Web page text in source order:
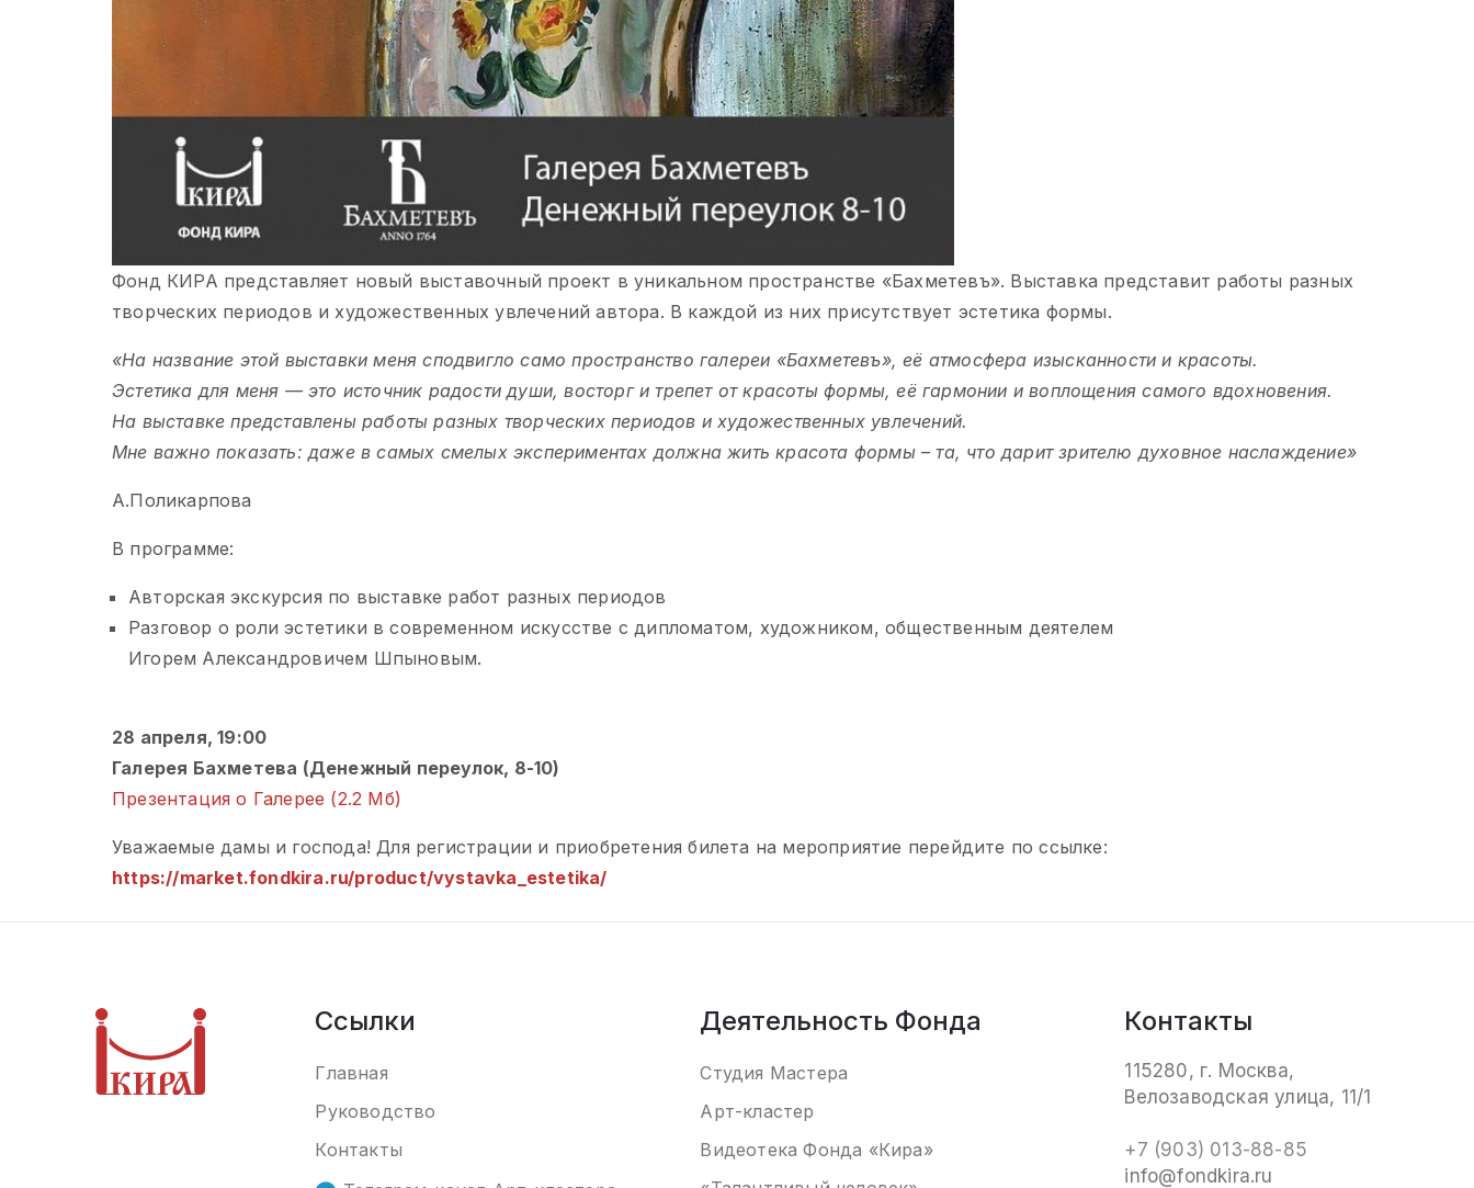
Фонд КИРА представляет новый выставочный проект в уникальном пространстве «Бахметевъ». Выставка представит работы разных
творческих периодов и художественных увлечений автора. В каждой из них присутствует эстетика формы.
«На название этой выставки меня сподвигло само пространство галереи «Бахметевъ», её атмосфера изысканности и красоты.
Эстетика для меня — это источник радости души, восторг и трепет от красоты формы, её гармонии и воплощения самого вдохновения.
На выставке представлены работы разных творческих периодов и художественных увлечений.
Мне важно показать: даже в самых смелых экспериментах должна жить красота формы – та, что дарит зрителю духовное наслаждение»
А.Поликарпова
В программе:
Авторская экскурсия по выставке работ разных периодов
Разговор о роли эстетики в современном искусстве c дипломатом, художником, общественным деятелем
Игорем Александровичем Шпыновым.
28 апреля, 19:00
Галерея Бахметева (Денежный переулок, 8-10)
Презентация о Галерее (2.2 Мб)
Уважаемые дамы и господа! Для регистрации и приобретения билета на мероприятие перейдите по ссылке:
https://market.fondkira.ru/product/vystavka_estetika/
Ссылки
Главная
Руководство
Контакты
Деятельность Фонда
Студия Мастера
Арт-кластер
ВидеотекаФонда «Кира»
Контакты
115280, г. Москва,
Велозаводская улица, 11/1
+7 (903) 013-88-85
info@fondkira.ru